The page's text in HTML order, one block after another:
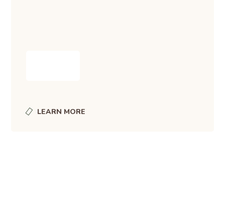
LEARN MORE